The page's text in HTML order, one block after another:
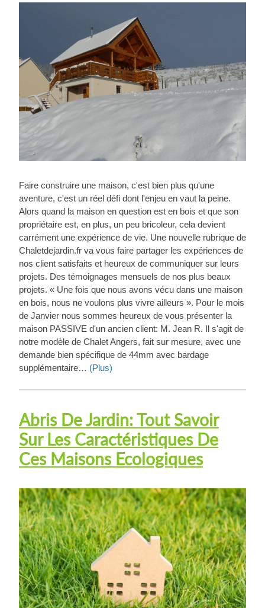
Faire construire une maison, c'est bien plus qu'une
aventure, c'est un réel défi dont l'enjeu en vaut la peine.
Alors quand la maison en question est en bois et que son
propriétaire est, en plus, un peu bricoleur, cela devient
carrément une expérience de vie. Une nouvelle rubrique de
Chaletdejardin.fr va vous faire partager les expériences de
nos client satisfaits et heureux de communiquer sur leurs
projets. Des témoignages mensuels de nos plus beaux
projets. « Une fois que nous avons vécu dans une maison
en bois, nous ne voulons plus vivre ailleurs ». Pour le mois
de Janvier nous sommes heureux de vous présenter la
maison PASSIVE d'un ancien client: M. Jean R. Il s'agit de
notre modèle de Chalet Angers, fait sur mesure, avec une
demande bien spécifique de 44mm avec bardage
supplémentaire… (Plus)
Abris De Jardin: Tout Savoir
Sur Les Caractéristiques De
Ces Maisons Ecologiques